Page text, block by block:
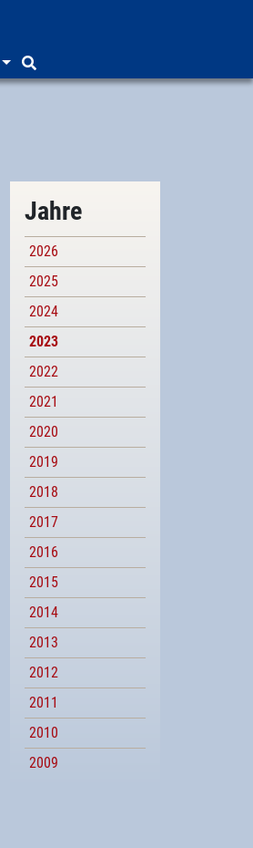
Jahre
2026
2025
2024
2023
2022
2021
2020
2019
2018
2017
2016
2015
2014
2013
2012
2011
2010
2009